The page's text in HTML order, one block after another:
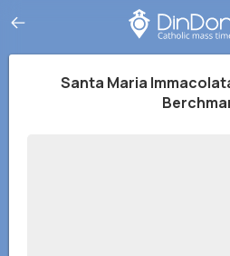
Santa Maria